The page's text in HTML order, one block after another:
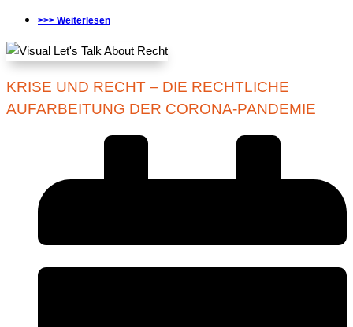
>>> Weiterlesen
KRISE UND RECHT – DIE RECHTLICHE
AUFARBEITUNG DER CORONA-PANDEMIE